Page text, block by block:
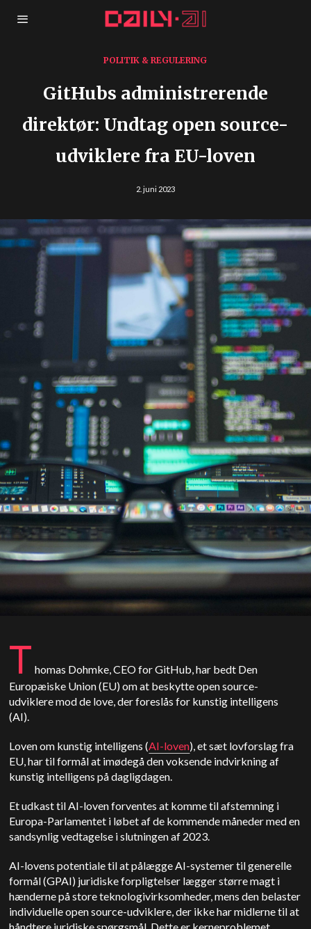
POLITIK & REGULERING
GitHubs administrerende
direktør: Undtag open source-
udviklere fra EU-loven
2. juni 2023
T homas Dohmke, CEO for GitHub, har bedt Den
Europæiske Union (EU) om at beskytte open source-
udviklere mod de love, der foreslås for kunstig intelligens
(AI).
Loven om kunstig intelligens (AI-loven), et sæt lovforslag fra
EU, har til formål at imødegå den voksende indvirkning af
kunstig intelligens på dagligdagen.
Et udkast til AI-loven forventes at komme til afstemning i
Europa-Parlamentet i løbet af de kommende måneder med en
sandsynlig vedtagelse i slutningen af 2023.
AI-lovens potentiale til at pålægge AI-systemer til generelle
formål (GPAI) juridiske forpligtelser lægger større magt i
hænderne på store teknologivirksomheder, mens den belaster
individuelle open source-udviklere, der ikke har midlerne til at